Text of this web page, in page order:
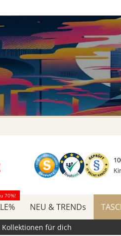
70%!
NEU & TRENDs
Kollektionen für dich